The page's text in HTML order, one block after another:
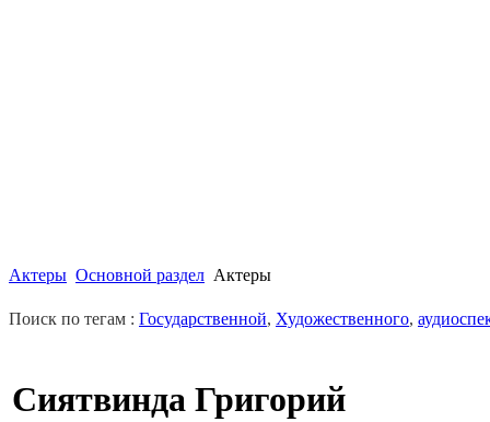
Актеры Основной раздел Актеры
Поиск по тегам : Государственной, Художественного,
Сиятвинда Григорий